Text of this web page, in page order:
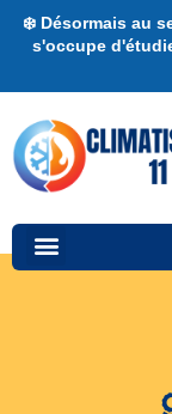
❄️ Désormais au
s'occupe